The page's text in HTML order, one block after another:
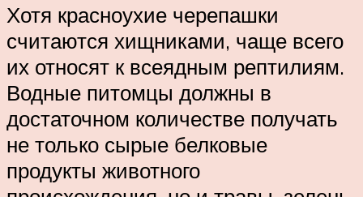
Хотя красноухие черепашки
считаются хищниками, чаще всего
их относят к всеядным рептилиям.
Водные питомцы должны в
достаточном количестве получать
не только сырые белковые
продукты животного